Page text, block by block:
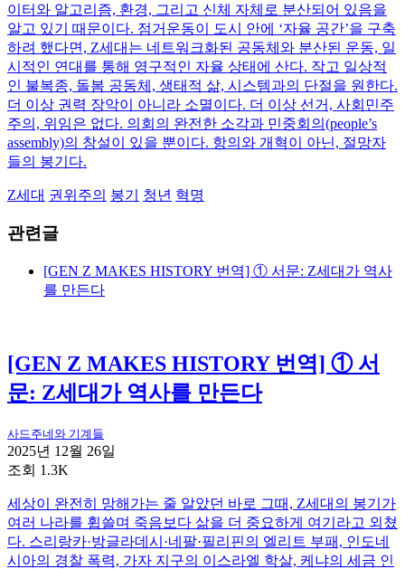
이터와 알고리즘, 환경, 그리고 신체 자체로 분산되어 있음을
알고 있기 때문이다. 점거운동이 도시 안에 ‘자율 공간’을 구축
하려 했다면, Z세대는 네트워크화된 공동체와 분산된 운동, 일
시적인 연대를 통해 영구적인 자율 상태에 산다. 작고 일상적
인 불복종, 돌봄 공동체, 생태적 삶, 시스템과의 단절을 원한다.
더 이상 권력 장악이 아니라 소멸이다. 더 이상 선거, 사회민주
주의, 위임은 없다. 의회의 완전한 소각과 민중회의(people’s
assembly)의 창설이 있을 뿐이다. 항의와 개혁이 아닌, 절망자
들의 봉기다.
Z세대 권위주의 봉기 청년 혁명
관련글
[GEN Z MAKES HISTORY 번역] ① 서문: Z세대가 역사
를 만든다
[GEN Z MAKES HISTORY 번역] ① 서
문: Z세대가 역사를 만든다
사드주네와 기계들
2025년 12월 26일
조회 1.3K
세상이 완전히 망해가는 줄 알았던 바로 그때, Z세대의 봉기가
여러 나라를 휩쓸며 죽음보다 삶을 더 중요하게 여기라고 외쳤
다. 스리랑카·방글라데시·네팔·필리핀의 엘리트 부패, 인도네
시아의 경찰 폭력, 가자 지구의 이스라엘 학살, 케냐의 세금 인